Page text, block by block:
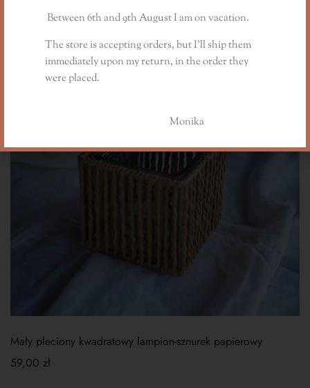
Mały pleciony kwadratowy lampion-sznurek papierowy
59,00 zł
Between 6th and 9th August I am on vacation.
The store is accepting orders, but I’ll ship them
immediately upon my return, in the order they
were placed.
Monika